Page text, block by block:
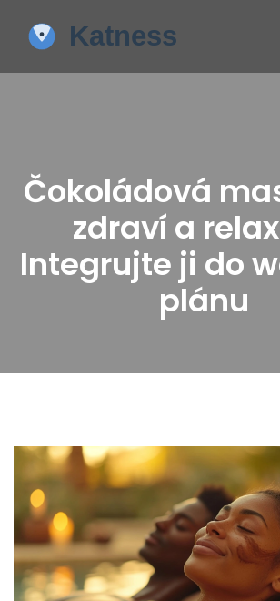
Čokoládová
zdraví a
Integrujte ji do
plánu